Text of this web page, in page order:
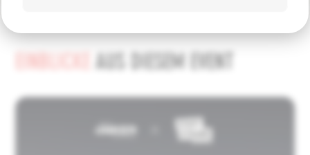
EINBLICKE AUS DIESEM EVENT